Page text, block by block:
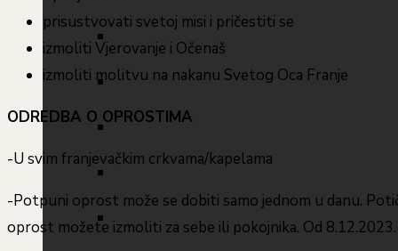
prisustvovati svetoj misi i pričestiti se
izmoliti Vjerovanje i Očenaš
izmoliti molitvu na nakanu Svetog Oca Franje
ODREDBA O OPROSTIMA
-U svim franjevačkim crkvama/kapelama
-Potpuni oprost može se dobiti samo jednom u danu.
oprost možete izmoliti za sebe ili pokojnika. Od